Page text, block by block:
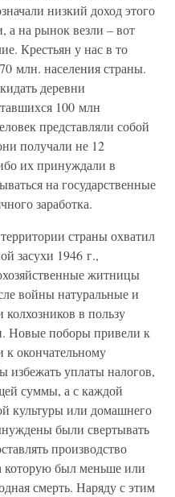
низкий доход этого
а на рынок везли – вот
Крестьян у нас в то
млн. населения страны.
деревни
100 млн
представляли собой
получали не 12
их принуждали в
на государственные
заработка.
страны охватил
засухи 1946 г.,
житницы
войны натуральные и
в пользу
Новые поборы привели к
к окончательному
уплаты налогов,
суммы, а с каждой
культуры или домашнего
были свертывать
производство
которую был меньше или
смерть. Наряду с этим